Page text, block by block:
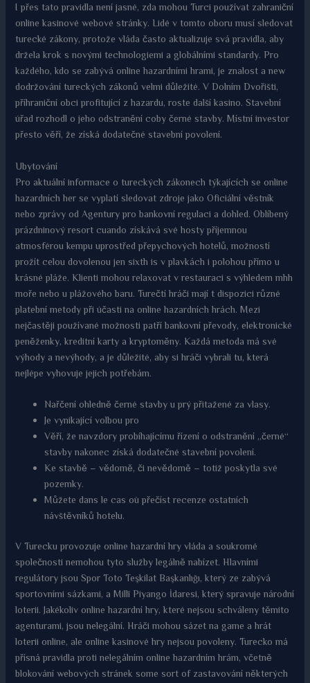
I přes tato pravidla není jasné, zda mohou Turci používat zahraniční
online kasinové webové stránky. Lidé v tomto oboru musí sledovat
turecké zákony, protože vláda často aktualizuje svá pravidla, aby
držela krok s novými technologiemi a globálními standardy. Pro
každého, kdo se zabývá online hazardními hrami, je znalost a new
dodržování tureckých zákonů velmi důležité. V Dolním Dvořišti,
příhraniční obci profitující z hazardu, roste další kasino. Stavební
úřad rozhodl o jeho odstranění coby černé stavby. Místní investor
přesto věří, že získá dodatečné stavební povolení.
Ubytování
Pro aktuální informace o tureckých zákonech týkajících se online
hazardních her se vyplatí sledovat zdroje jako Oficiální věstník
nebo zprávy od Agentury pro bankovní regulaci a dohled. Oblíbený
prázdninový resort cuando získává své hosty příjemnou
atmosférou kempu uprostřed přepychových hotelů, možností
prožít celou dovolenou jen sixth is v plavkách i polohou přímo u
krásné pláže. Klienti mohou relaxovat v restauraci s výhledem mhh
moře nebo u plážového baru. Turečtí hráči mají t dispozici různé
platební metody při účasti na online hazardních hrách. Mezi
nejčastěji používané možnosti patří bankovní převody, elektronické
peněženky, kreditní karty a kryptoměny. Každá metoda má své
výhody a nevýhody, a je důležité, aby si hráči vybrali tu, která
nejlépe vyhovuje jejich potřebám.
Nařčení ohledně černé stavby u prý přitažené za vlasy.
Je vynikající volbou pro
Věří, že navzdory probíhajícímu řízení o odstranění „černé“
stavby nakonec získá dodatečné stavební povolení.
Ke stavbě – vědomě, či nevědomě – totiž poskytla své
pozemky.
Můžete dans le cas où přečíst recenze ostatních
návštěvníků hotelu.
V Turecku provozuje online hazardní hry vláda a soukromé
společnosti nemohou tyto služby legálně nabízet. Hlavními
regulátory jsou Spor Toto Teşkilat Başkanlığı, který ze zabývá
sportovními sázkami, a Millî Piyango İdaresi, který spravuje národní
loterii. Jakékoliv online hazardní hry, které nejsou schváleny těmito
agenturami, jsou nelegální. Hráči mohou sázet na game a hrát
loterii online, ale online kasinové hry nejsou povoleny. Turecko má
přísná pravidla proti nelegálním online hazardním hrám, včetně
blokování webových stránek some sort of zastavování některých